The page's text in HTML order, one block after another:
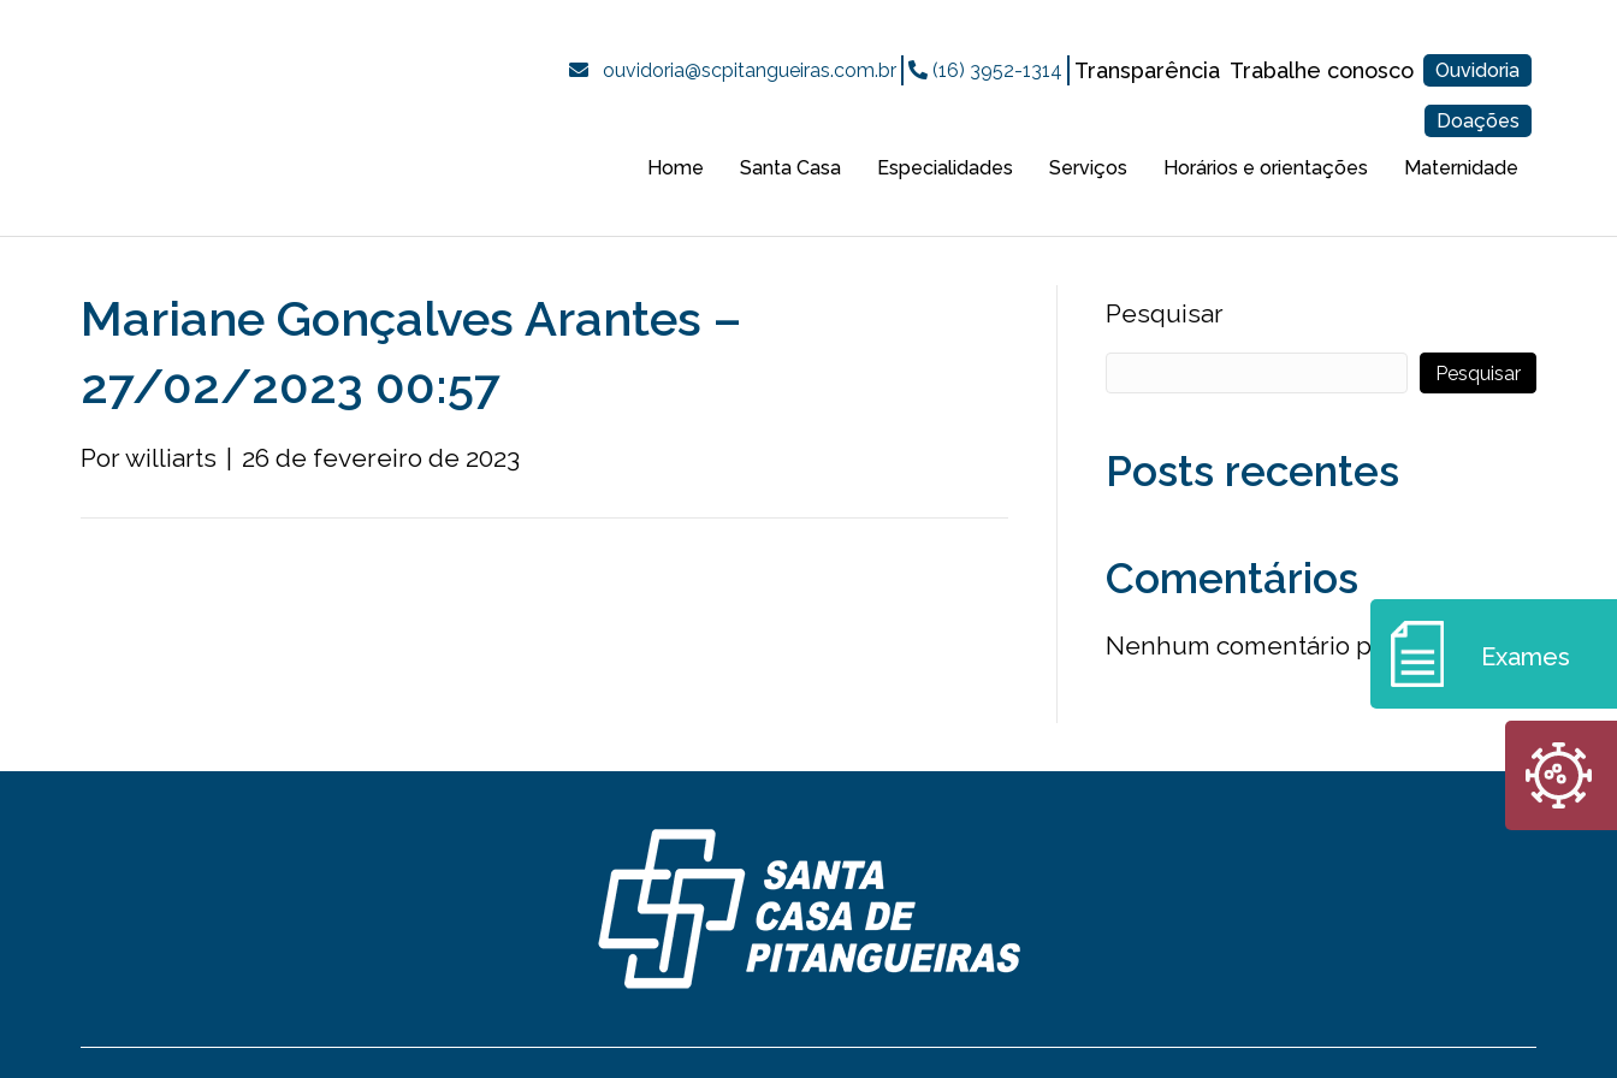
ouvidoria@scpitangueiras.com.br (16) 3952-1314 Transparência Trabalhe conosco Ouvidoria
Doações
Home Santa Casa Especialidades Serviços Horários e orientações Maternidade
Mariane Gonçalves Arantes –
27/02/2023 00:57
Porwilliarts | 26 de fevereiro de 2023
Pesquisar
Pesquisar
Posts recentes
Comentários
Nenhum comentário para mostrar.Exames